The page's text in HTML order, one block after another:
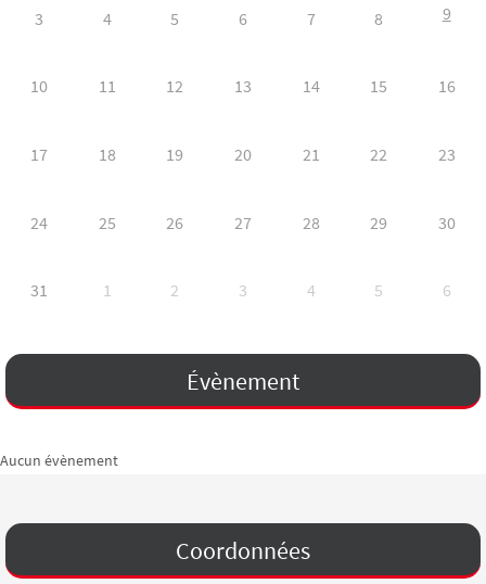
3 4 5 6 7 8 9
10 11 12 13 14 15 16
17 18 19 20 21 22 23
24 25 26 27 28 29 30
31 1 2 3 4 5 6
Évènement
Aucun évènement
Coordonnées